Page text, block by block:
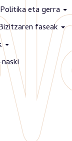
eta gerra
faseak